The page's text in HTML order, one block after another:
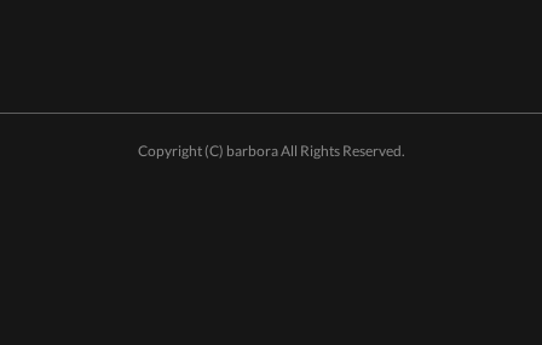
Copyright (C) barbora All Rights Reserved.